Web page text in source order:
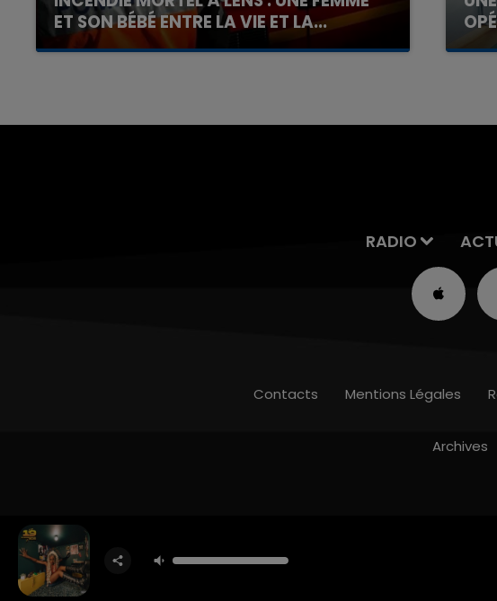
ET SON BÉBÉ ENTRE LA VIE ET LA...
Un homme s'est immolé par le feu après avoir
La
RADIO
Contacts Mentions Légales
Archives